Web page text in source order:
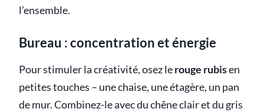
l’ensemble.
Bureau : concentration et énergie
Pour stimuler la créativité, osez lerouge rubisen
petites touches – une chaise, une étagère, un pan
de mur. Combinez-le avec du chêne clair et du gris